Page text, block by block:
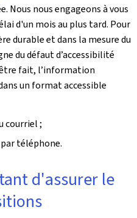
Nous nous engageons à vous
d'un mois au plus tard. Pour
durable et dans la mesure du
du défaut d’accessibilité
fait, l’information
un format accessible
courriel ;
téléphone.
d'assurer le